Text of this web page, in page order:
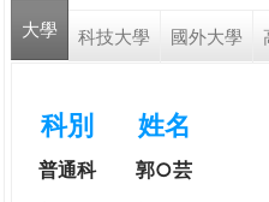
r
大學 科技大學 國外大學
科別 姓名
普通科 郭○芸